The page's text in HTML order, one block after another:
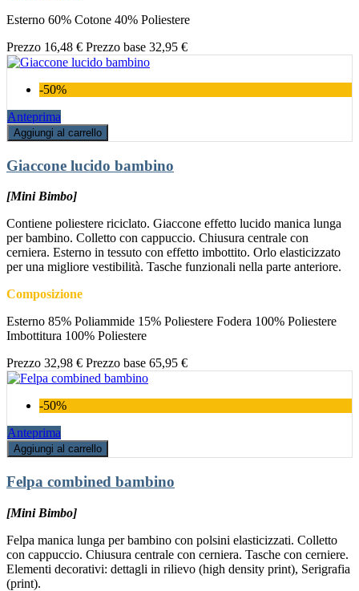
Esterno 60% Cotone 40% Poliestere
Prezzo 16,48 € Prezzo base 32,95 €
-50%
Anteprima
Aggiungi al carrello
Giaccone lucido bambino
[Mini Bimbo]
Contiene poliestere riciclato. Giaccone effetto lucido manica lunga
per bambino. Colletto con cappuccio. Chiusura centrale con
cerniera. Esterno in tessuto con effetto imbottito. Orlo elasticizzato
per una migliore vestibilità. Tasche funzionali nella parte anteriore.
Composizione
Esterno 85% Poliammide 15% Poliestere Fodera 100% Poliestere
Imbottitura 100% Poliestere
Prezzo 32,98 € Prezzo base 65,95 €
-50%
Anteprima
Aggiungi al carrello
Felpa combined bambino
[Mini Bimbo]
Felpa manica lunga per bambino con polsini elasticizzati. Colletto
con cappuccio. Chiusura centrale con cerniera. Tasche con cerniere.
Elementi decorativi: dettagli in rilievo (high density print), Serigrafia
(print).